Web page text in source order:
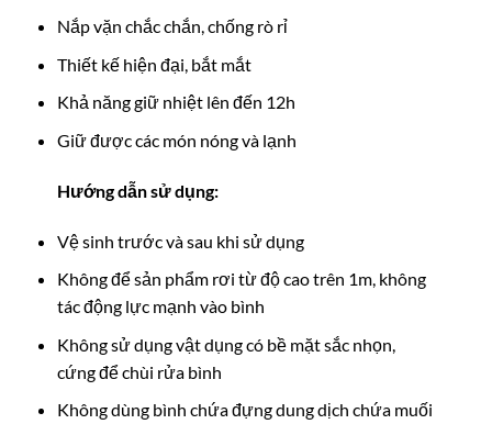
Nắp vặn chắc chắn, chống rò rỉ
Thiết kế hiện đại, bắt mắt
Khả năng giữ nhiệt lên đến 12h
Giữ được các món nóng và lạnh
Hướng dẫn sử dụng:
Vệ sinh trước và sau khi sử dụng
Không để sản phẩm rơi từ độ cao trên 1m, không
tác động lực mạnh vào bình
Không sử dụng vật dụng có bề mặt sắc nhọn,
cứng để chùi rửa bình
Không dùng bình chứa đựng dung dịch chứa muối